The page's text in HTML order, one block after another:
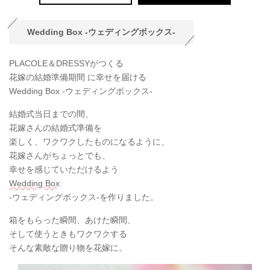
Wedding Box -ウェディングボックス-
PLACOLE＆DRESSYがつくる
花嫁の結婚準備期間 に幸せを届ける
Wedding Box -ウェディングボックス-
結婚式当日までの間、
花嫁さんの結婚式準備を
楽しく、ワクワクしたものになるように、
花嫁さんがちょっとでも、
幸せを感じていただけるよう
Wedding Box
-ウェディングボックス-を作りました。
箱をもらった瞬間、あけた瞬間、
そして使うときもワクワクする
そんな素敵な贈り物を花嫁に。